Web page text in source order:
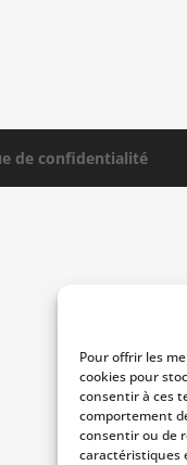
Pour offrir les
cookies pour
consentir à ces
comportement
consentir ou de
caractéristiques
de confidentialité